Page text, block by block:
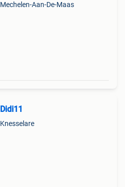
Mechelen-Aan-De-Maas
Didi11
Knesselare